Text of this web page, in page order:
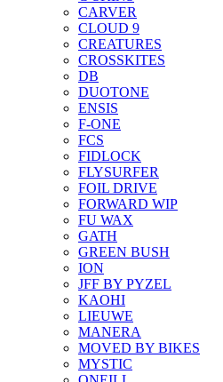
CARVER
CLOUD 9
CREATURES
CROSSKITES
DB
DUOTONE
ENSIS
F-ONE
FCS
FIDLOCK
FLYSURFER
FOIL DRIVE
FORWARD WIP
FU WAX
GATH
GREEN BUSH
ION
JFF BY PYZEL
KAOHI
LIEUWE
MANERA
MOVED BY BIKES
MYSTIC